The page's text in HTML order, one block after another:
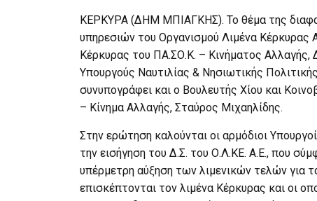
ΚΕΡΚΥΡΑ (ΔΗΜ ΜΠΙΑΓΚΗΣ). Το θέμα της
υπηρεσιών του Οργανισμού Λιμένα Κέρκυρας
Κέρκυρας του ΠΑ.ΣΟ.Κ. – Κινήματος
Υπουργούς Ναυτιλίας & Νησιωτικής
συνυπογράφει και ο Βουλευτής Χίου και
– Κίνημα Αλλαγής, Σταύρος Μιχαηλίδης.
Στην ερώτηση καλούνται οι αρμόδιοι
την εισήγηση του Δ.Σ. του Ο.Λ.ΚΕ. Α.Ε., που
υπέρμετρη αύξηση των λιμενικών τελών για
επισκέπτονται τον λιμένα Κέρκυρας και οι